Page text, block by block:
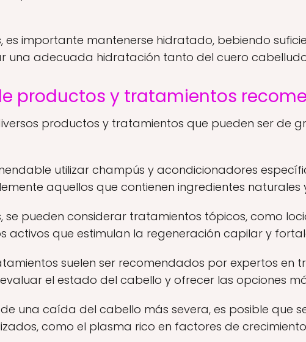
es importante mantenerse hidratado, bebiendo
una adecuada hidratación tanto del cuero
productos y tratamientos
productos y tratamientos que pueden ser de
utilizar champús y acondicionadores
aquellos que contienen ingredientes naturales
se pueden considerar tratamientos tópicos, como
activos que estimulan la regeneración capilar y
suelen ser recomendados por expertos
el estado del cabello y ofrecer las opciones
de una caída del cabello más severa, es posible que
como el plasma rico en factores de